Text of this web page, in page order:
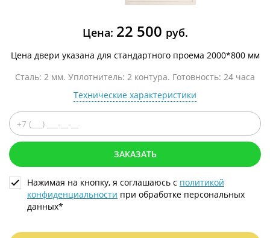
Цена: 22 500 руб.
Цена двери указана для стандартного проема 2000*800 мм
Сталь: 2 мм. Уплотнитель: 2 контура. Готовность: 24 часа
Технические характеристики
ЗАКАЗАТЬ
Нажимая на кнопку, я соглашаюсь с политикой
конфиденциальности при обработке персональных
данных*